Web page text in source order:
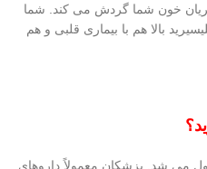
خون شما گردش می کند. شما
بالا هم با بیماری قلبی و هم
می شد. پزشکان معمولاً داروهای